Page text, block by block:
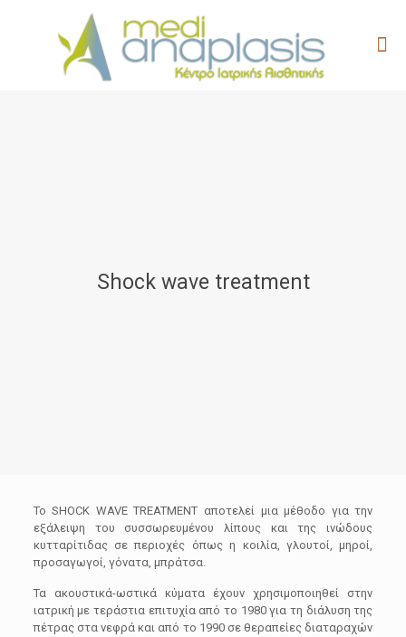
Shock wave treatment
Το SHOCK WAVE TREATMENT αποτελεί μια μέθοδο για την
εξάλειψη του συσσωρευμένου λίπους και της ινώδους
κυτταρίτιδας σε περιοχές όπως η κοιλία, γλουτοί, μηροί,
προσαγωγοί, γόνατα, μπράτσα.
Τα ακουστικά-ωστικά κύματα έχουν χρησιμοποιηθεί στην
ιατρική με τεράστια επιτυχία από το 1980 για τη διάλυση της
πέτρας στα νεφρά και από το 1990 σε θεραπείες διαταραχών